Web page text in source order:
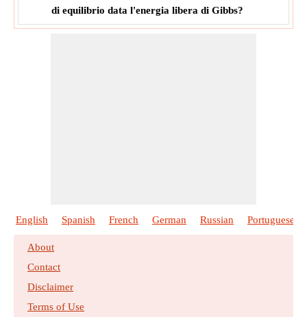
di equilibrio data l'energia libera di Gibbs?
English Spanish French German Russian Portuguese
About
Contact
Disclaimer
Terms of Use